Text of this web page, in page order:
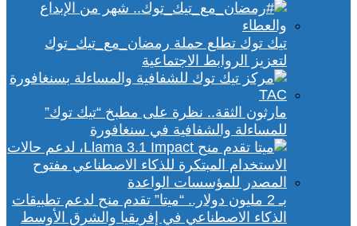
تيك توك تطلع حملة رمضان_مع_تيك_توك
لتعزيز الروابط الاجتماعية
مارثون الثقة.. نظرة على مطبخ “تيك توك”
للمساءلة والشفافية في سنغافورة
بـ 2 مليون دولار.. “ميتا” تقدم منح لدعم تطبيقات
الذكاء الاصطناعي في إفريقيا والشرق الأوسط